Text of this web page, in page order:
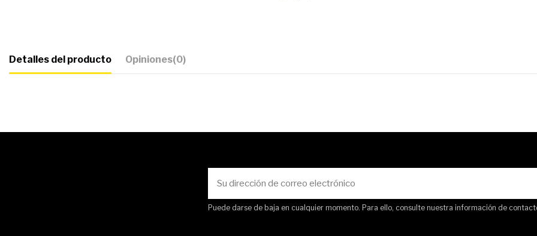
Detalles del producto Opiniones(0)
Puede darse de baja en cualquier momento. Para ello, consulte nuestra información de